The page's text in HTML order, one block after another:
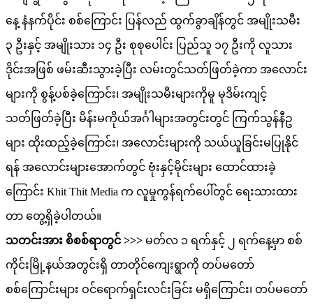
နေ့ နံနက်ပိုင်း စစ်ကြောင်း ပြန်လည် ထွက်ခွာချိန်တွင် အမျိုးသမီး
၃ ဦးနှင့် အမျိုးသား ၁၄ ဦး စုစုပေါင်း ပြည်သူ ၁၇ ဦးကို လူသား
ဒိုင်းအဖြစ် ဖမ်းဆီးသွားခဲ့ပြီး လမ်းတွင်သတ်ဖြတ်ခဲ့ကာ အလောင်း
များကို စွန့်ပစ်ခဲ့ကြောင်း၊ အမျိုးသမီးများကိုမူ မုဒိမ်းကျင့်
သတ်ဖြတ်ခဲ့ပြီး မိန်းမကိုယ်အင်္ဂါများအတွင်းတွင် ကြက်သွန်နီဥ
များ ထိုးထည့်ခဲ့ကြောင်း၊ အလောင်းများကို သယ်ယူခြင်းမပြုနိုင်
ရန် အလောင်းများအောက်တွင် ဗုံးနှင့်မိုင်းများ ထောင်ထားခဲ့
ကြောင်း Khit Thit Media က လူမှုကွန်ရက်ပေါ်တွင် ရေးသားထား
တာ တွေ့ရှိခဲ့ပါတယ်။
သတင်းအား စိစစ်ရာတွင် >>> မတ်လ ၁ ရက်နှင့် ၂ ရက်နေ့မှာ စစ်
ကိုင်းမြို့နယ်အတွင်းရှိ တာတိုင်ကျေးရွာကို တပ်မတော်
စစ်ကြောင်းများ ဝင်ရောက်ရှင်းလင်းခြင်း မရှိကြောင်း၊ တပ်မတော်